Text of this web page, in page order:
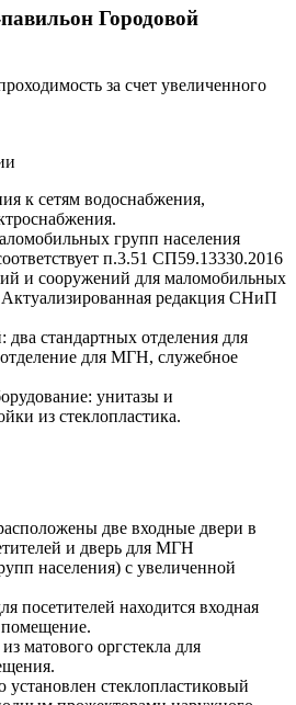
Городовой
за счет увеличенного
к сетям водоснабжения,
групп населения
п.3.51 СП59.13330.2016
и сооружений для маломобильных
редакция СНиП
стандартных отделения для
для МГН, служебное
унитазы и
из стеклопластика.
две входные двери в
и дверь для МГН
населения) с увеличенной
посетителей находится входная
помещение.
матового оргстекла для
стеклопластиковый